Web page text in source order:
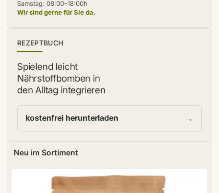
Samstag: 08:00–18:00h
Wir sind gerne für Sie da.
REZEPTBUCH
Spielend leicht
Nährstoffbomben in
den Alltag integrieren
kostenfrei herunterladen →
Neu im Sortiment